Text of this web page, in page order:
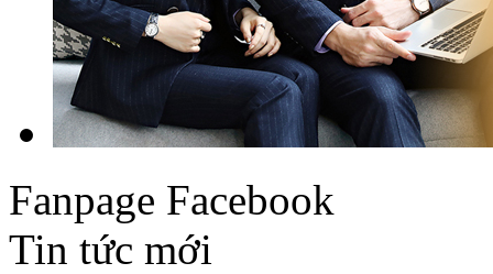
Fanpage Facebook
Tin tức mới